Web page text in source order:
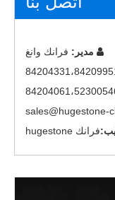
 مدير: فرانك وانغ
sales@hugestone-
فرانك hugestone